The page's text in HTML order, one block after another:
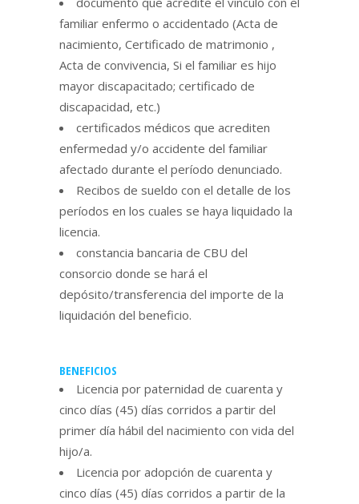
familiar enfermo o accidentado (Acta de
nacimiento, Certificado de matrimonio ,
Acta de convivencia, Si el familiar es hijo
mayor discapacitado; certificado de
discapacidad, etc.)
certificados médicos que acrediten
enfermedad y/o accidente del familiar
afectado durante el período denunciado.
Recibos de sueldo con el detalle de los
períodos en los cuales se haya liquidado la
licencia.
constancia bancaria de CBU del
consorcio donde se hará el
depósito/transferencia del importe de la
liquidación del beneficio.
BENEFICIOS
Licencia por paternidad de cuarenta y
cinco días (45) días corridos a partir del
primer día hábil del nacimiento con vida del
hijo/a.
Licencia por adopción de cuarenta y
cinco días (45) días corridos a partir de la